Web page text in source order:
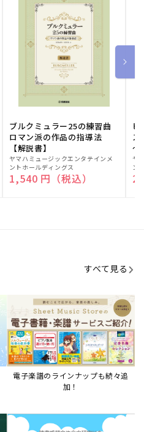
ブルクミュラー25の練習曲
ロマン派の作品の指導法
【解説書】
販
売
元:
ヤマハミュージックエンタテインメ
ントホールディングス
通常価格
1,540 円（税込）
ピ
ス
～
販
売
元:
ヤ
ン
すべて見る
電子楽譜のラインナップも続々追
加！